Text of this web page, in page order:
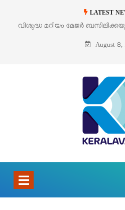
LATEST
തിരുനാൾ
‘പെറ്റൽസ്’
August